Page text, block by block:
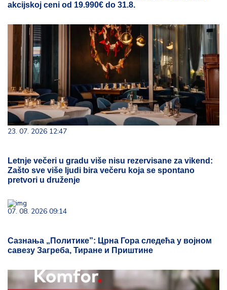
akcijskoj ceni od 19.990€ do 31.8.
23. 07. 2026 12:47
Letnje večeri u gradu više nisu rezervisane za vikend:
Zašto sve više ljudi bira večeru koja se spontano
pretvori u druženje
07. 08. 2026 09:14
Сазнања „Политике”: Црна Гора следећа у војном
савезу Загреба, Тиране и Приштине